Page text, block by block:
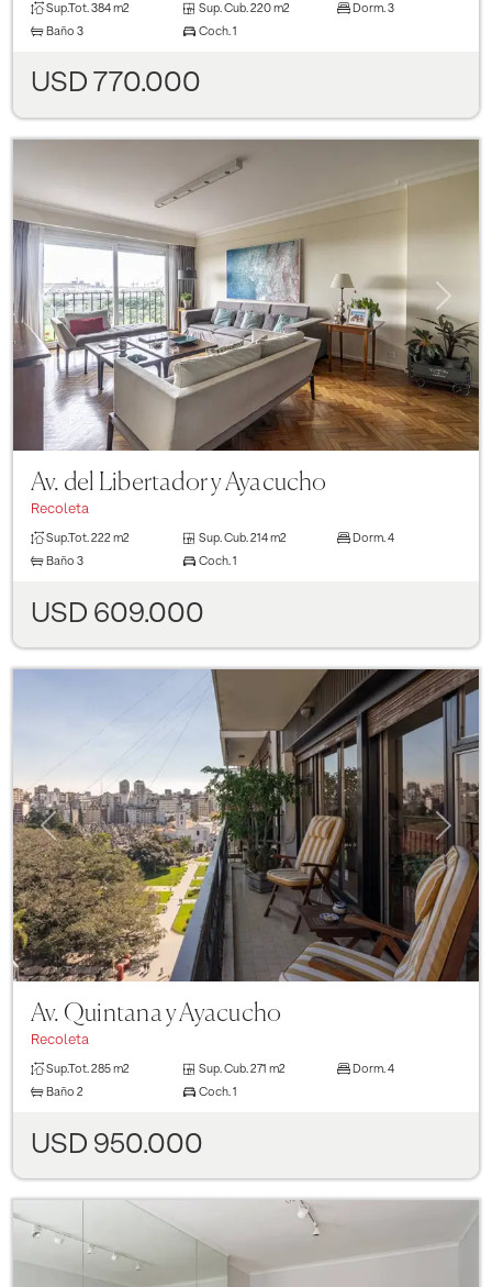
Sup.Tot. 384 m2 Sup. Cub. 220 m2 Dorm. 3
Baño 3 Coch. 1
USD 770.000
Previous
Av. del Libertador y Ayacucho
Recoleta
Sup.Tot. 222 m2 Sup. Cub. 214 m2 Dorm. 4
Baño 3 Coch. 1
USD 609.000
Previous Next
Av. Quintana y Ayacucho
Recoleta
Sup.Tot. 285 m2 Sup. Cub. 271 m2 Dorm. 4
Baño 2 Coch. 1
USD 950.000